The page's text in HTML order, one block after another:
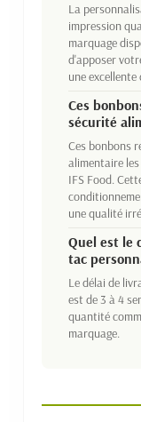
La
impression
marquage
d'apposer
une
Ces
sécurité
Ces bonbons
alimentaire
IFS Food.
une qualité
Quel est le
tac
Le délai de
est de 3 à 4
quantité
marquage.